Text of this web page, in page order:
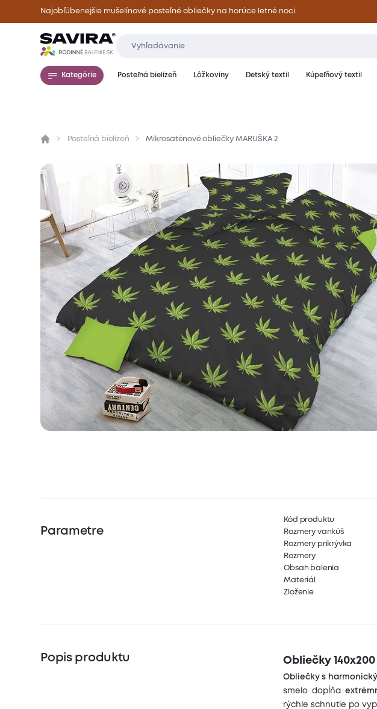
Najobľúbenejšie mušelínové posteľné obliečky na horúce letné noci.
Kategórie Posteľná bielizeň Lôžkoviny Detský textil Kúpeľňový textil
Prehľad Parametre Popis produktu Materiál a starostlivosť
Posteľná bielizeň Mikrosaténové obliečky MARUŠKA 2
Parametre
Kód produktu
Rozmery vankúš
Rozmery prikrývka
Rozmery
Obsah balenia
Materiál
Zloženie
Popis produktu Obliečky
Obliečky s
smelo dopĺňa
rýchle schnutie po